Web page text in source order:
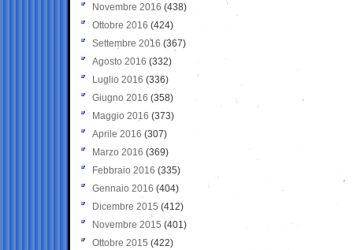
Novembre 2016 (438)
Ottobre 2016 (424)
Settembre 2016 (367)
Agosto 2016 (332)
Luglio 2016 (336)
Giugno 2016 (358)
Maggio 2016 (373)
Aprile 2016 (307)
Marzo 2016 (369)
Febbraio 2016 (335)
Gennaio 2016 (404)
Dicembre 2015 (412)
Novembre 2015 (401)
Ottobre 2015 (422)